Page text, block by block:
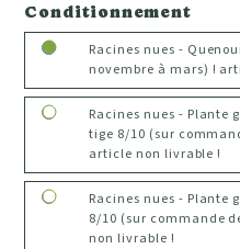
Conditionnement
Racines nues -
novembre à mars) !
Racines nues - Plante
tige 8/10 (sur
article non livrable !
Racines nues - Plante
8/10 (sur commande
non livrable !